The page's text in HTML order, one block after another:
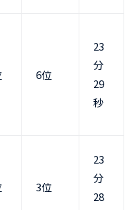
6位
23
分
29
秒
3位
23
分
28